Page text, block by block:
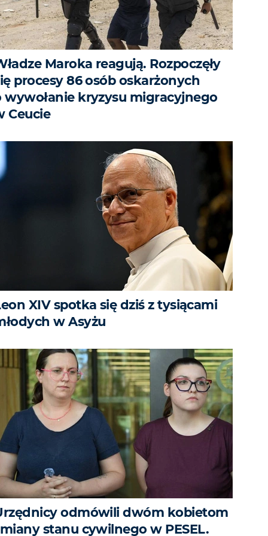
Maroka reagują. Rozpoczęły
procesy 86 osób oskarżonych
wywołanie kryzysu migracyjnego
Ceucie
XIV spotka się dziś z tysiącami
w Asyżu
odmówili dwóm kobietom
stanu cywilnego w PESEL.